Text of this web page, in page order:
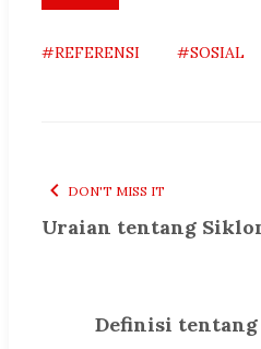
#REFERENSI #SOSIAL
DON'T MISS IT
Uraian tentang
Definisi